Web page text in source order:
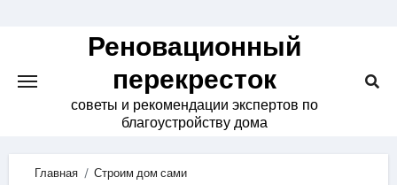
Реновационный
перекресток
советы и рекомендации экспертов по
благоустройству дома
Главная
Строим дом сами